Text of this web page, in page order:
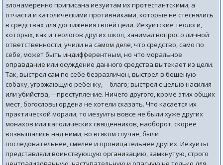
злонамеренно приписана иезуитам их протестантскими, а
отчасти и католическими противниками, которые не стеснялись
в средствах для достижения своей цели. Иезуитские теологи,
которых, как и теологов других школ, занимал вопрос о личной
ответственности, учили на самом деле, что средство, само по
себе, может быть индифферентным, но что моральное
оправдание или осуждение данного средства вытекает из цели.
Так, выстрел сам по себе безразличен, выстрел в бешеную
собаку, угрожающую ребенку, -- благо; выстрел с целью насилия
или убийства, -- преступление. Ничего другого, кроме этих общих
мест, богословы ордена не хотели сказать. Что касается их
практической морали, то иезуиты вовсе не были хуже других
монахов или католических священников, наоборот, скорее
возвышались над ними, во всяком случае, были
последовательнее, смелее и проницательнее других. Иезуиты
представляли воинствующую организацию, замкнутую, строго